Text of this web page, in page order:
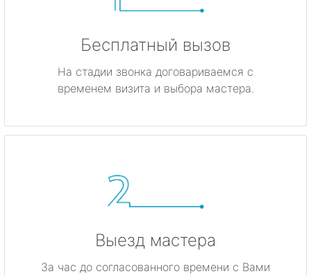
Бесплатный вызов
На стадии звонка договариваемся с
временем визита и выбора мастера.
Выезд мастера
За час до согласованного времени с Вами